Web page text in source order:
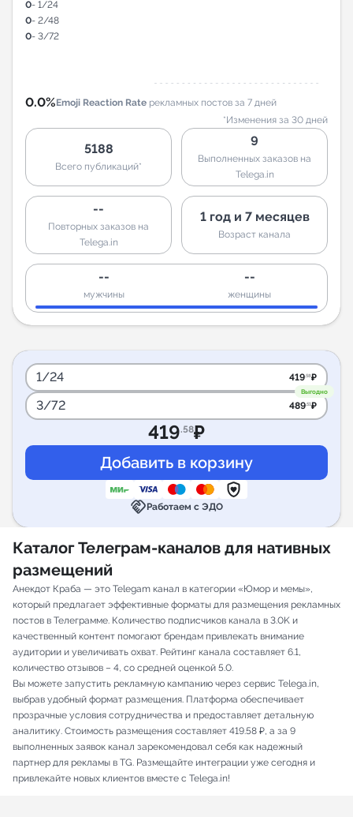
0- 1/24
0- 2/48
0- 3/72
0.0%Emoji Reaction Rate рекламных постов за 7 дней
*Изменения за 30 дней
5188
Всего публикаций*
9
Выполненных заказов на
Telega.in
--
Повторных заказов на
Telega.in
1 год и 7 месяцев
Возраст канала
--
мужчины
--
женщины
1/24 419.58₽
Выгодно
3/72 489.51₽
419.58₽
handshakeРаботаем с ЭДО
Каталог Телеграм-каналов для нативных
размещений
Анекдот Краба — это Telegam канал в категории «Юмор и мемы»,
который предлагает эффективные форматы для размещения рекламных
постов в Телеграмме. Количество подписчиков канала в 3.0K и
качественный контент помогают брендам привлекать внимание
аудитории и увеличивать охват. Рейтинг канала составляет 6.1,
количество отзывов – 4, со средней оценкой 5.0.
Вы можете запустить рекламную кампанию через сервис Telega.in,
выбрав удобный формат размещения. Платформа обеспечивает
прозрачные условия сотрудничества и предоставляет детальную
аналитику. Стоимость размещения составляет 419.58 ₽, а за 9
выполненных заявок канал зарекомендовал себя как надежный
партнер для рекламы в TG. Размещайте интеграции уже сегодня и
привлекайте новых клиентов вместе с Telega.in!